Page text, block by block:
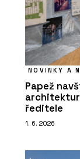
NOVINKY A
Papež
ředitele
1. 6. 2026